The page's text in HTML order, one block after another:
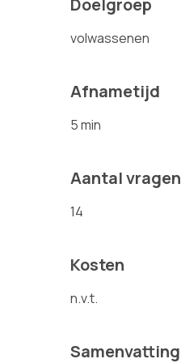
Doelgroep
volwassenen
Afnametijd
5 min
Aantal vragen
14
Kosten
n.v.t.
Samenvatting